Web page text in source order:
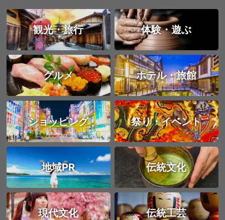
観光・旅行 体験・遊ぶ
グルメ ホテル・旅館
ショッピング 祭り・イベント
地域PR 伝統文化
現代文化 伝統工芸